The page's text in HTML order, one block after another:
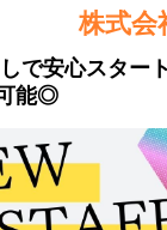
で応援します。
株式会
で安心スター
能◎